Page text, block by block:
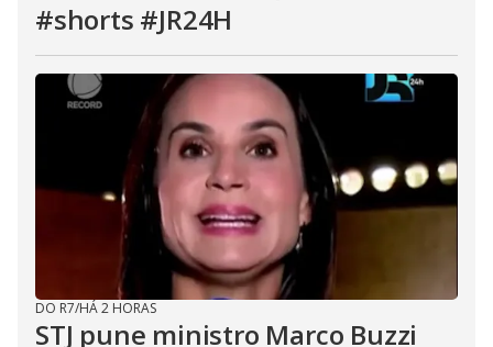
#shorts #JR24H
DO R7/HÁ 2 HORAS
STJ pune ministro Marco Buzzi